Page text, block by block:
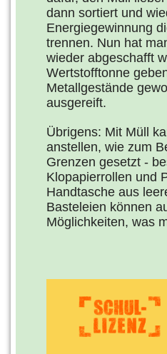
dann sortiert und
Energiegewinnung
trennen. Nun hat
wieder abgeschafft
Wertstofftonne
Metallgestände
ausgereift.
Übrigens: Mit Müll
anstellen, wie zum
Grenzen gesetzt -
Klopapierrollen und
Handtasche aus
Basteleien können
Möglichkeiten, was